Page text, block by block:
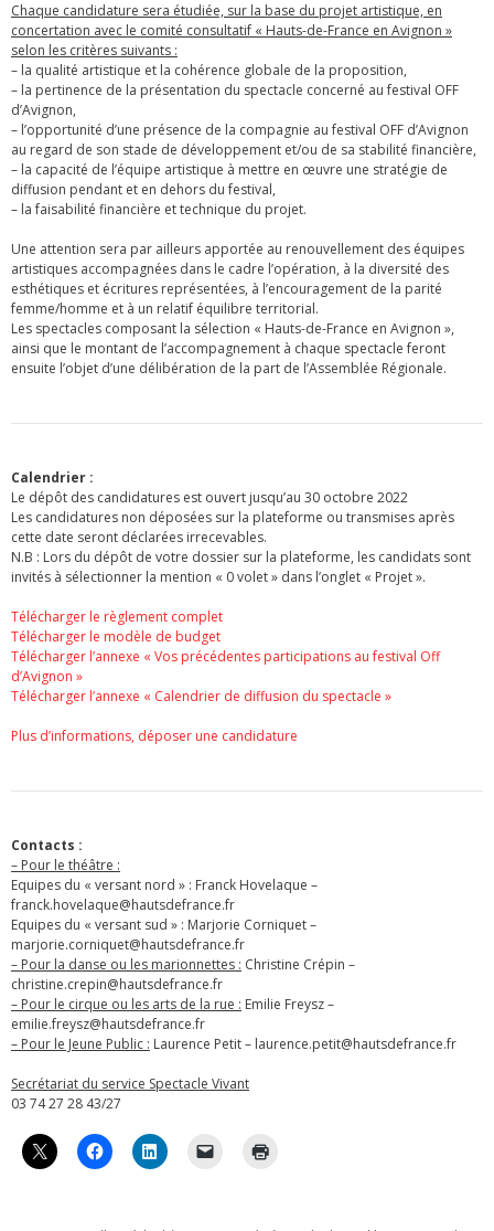
Chaque candidature sera étudiée, sur la base du projet artistique, en
concertation avec le comité consultatif « Hauts-de-France en Avignon »
selon les critères suivants :
– la qualité artistique et la cohérence globale de la proposition,
– la pertinence de la présentation du spectacle concerné au festival OFF
d’Avignon,
– l’opportunité d’une présence de la compagnie au festival OFF d’Avignon
au regard de son stade de développement et/ou de sa stabilité financière,
– la capacité de l’équipe artistique à mettre en œuvre une stratégie de
diffusion pendant et en dehors du festival,
– la faisabilité financière et technique du projet.
Une attention sera par ailleurs apportée au renouvellement des équipes
artistiques accompagnées dans le cadre l’opération, à la diversité des
esthétiques et écritures représentées, à l’encouragement de la parité
femme/homme et à un relatif équilibre territorial.
Les spectacles composant la sélection « Hauts-de-France en Avignon »,
ainsi que le montant de l’accompagnement à chaque spectacle feront
ensuite l’objet d’une délibération de la part de l’Assemblée Régionale.
Calendrier :
Le dépôt des candidatures est ouvert jusqu’au 30 octobre 2022
Les candidatures non déposées sur la plateforme ou transmises après
cette date seront déclarées irrecevables.
N.B : Lors du dépôt de votre dossier sur la plateforme, les candidats sont
invités à sélectionner la mention « 0 volet » dans l’onglet « Projet ».
Télécharger le règlement complet
Télécharger le modèle de budget
Télécharger l’annexe « Vos précédentes participations au festival Off
d’Avignon »
Télécharger l’annexe « Calendrier de diffusion du spectacle »
Plus d’informations, déposer une candidature
Contacts :
– Pour le théâtre :
Equipes du « versant nord » : Franck Hovelaque –
franck.hovelaque@hautsdefrance.fr
Equipes du « versant sud » : Marjorie Corniquet –
marjorie.corniquet@hautsdefrance.fr
– Pour la danse ou les marionnettes : Christine Crépin –
christine.crepin@hautsdefrance.fr
– Pour le cirque ou les arts de la rue : Emilie Freysz –
emilie.freysz@hautsdefrance.fr
– Pour le Jeune Public : Laurence Petit – laurence.petit@hautsdefrance.fr
Secrétariat du service Spectacle Vivant
03 74 27 28 43/27